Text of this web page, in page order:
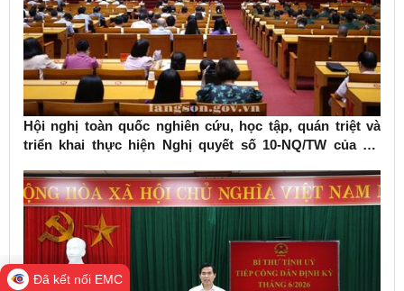
Hội nghị toàn quốc nghiên cứu, học tập, quán triệt và
triển khai thực hiện Nghị quyết số 10-NQ/TW của Bộ
Đã kết nối EMC